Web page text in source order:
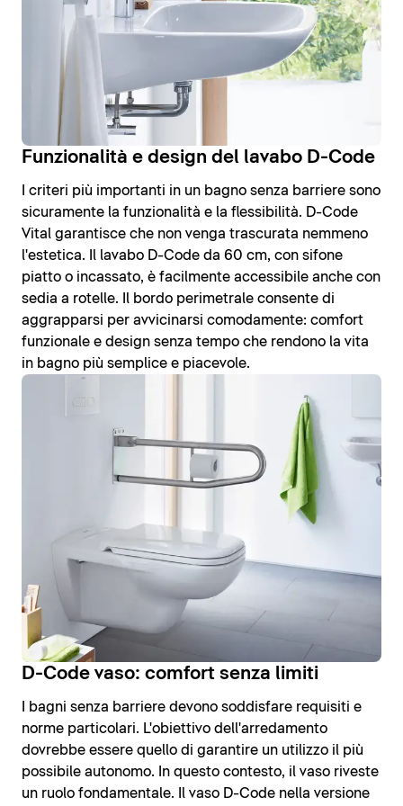
Funzionalità e design del lavabo D-Code
I criteri più importanti in un bagno senza barriere sono
sicuramente la funzionalità e la flessibilità. D-Code
Vital garantisce che non venga trascurata nemmeno
l'estetica. Il lavabo D-Code da 60 cm, con sifone
piatto o incassato, è facilmente accessibile anche con
sedia a rotelle. Il bordo perimetrale consente di
aggrapparsi per avvicinarsi comodamente: comfort
funzionale e design senza tempo che rendono la vita
in bagno più semplice e piacevole.
D-Code vaso: comfort senza limiti
I bagni senza barriere devono soddisfare requisiti e
norme particolari. L'obiettivo dell'arredamento
dovrebbe essere quello di garantire un utilizzo il più
possibile autonomo. In questo contesto, il vaso riveste
un ruolo fondamentale. Il vaso D-Code nella versione